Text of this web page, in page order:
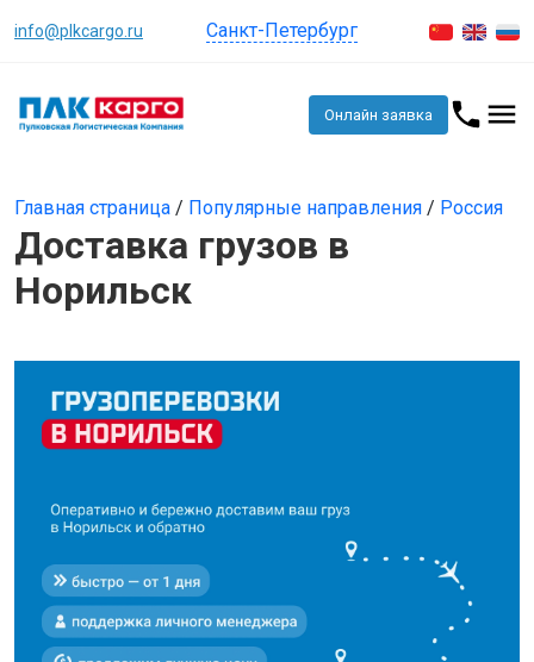
info@plkcargo.ru Санкт-Петербург
Онлайн заявка
Главная страница / Популярные направления / Россия
Доставка грузов в
Норильск